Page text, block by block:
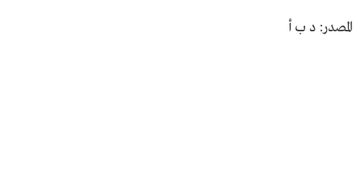
المصدر: د ب أ